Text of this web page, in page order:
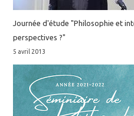
Journée d'étude "Philosophie et
perspectives ?"
5 avril 2013